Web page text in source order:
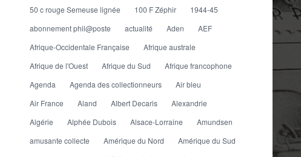
50 c rouge Semeuse lignée
100 F Zéphir
1944-45
abonnement phil@poste
actualité Aden
AEF
Afrique-Occidentale Française
Afrique australe
Afrique de l'Ouest
Afrique du Sud
Afrique francophone
Agenda
Agenda des collectionneurs
Air bleu
Air France
Aland Albert Decaris
Alexandrie
Algérie
Alphée Dubois Alsace-Lorraine
Amundsen
amusante collecte
Amérique du Nord
Amérique du Sud